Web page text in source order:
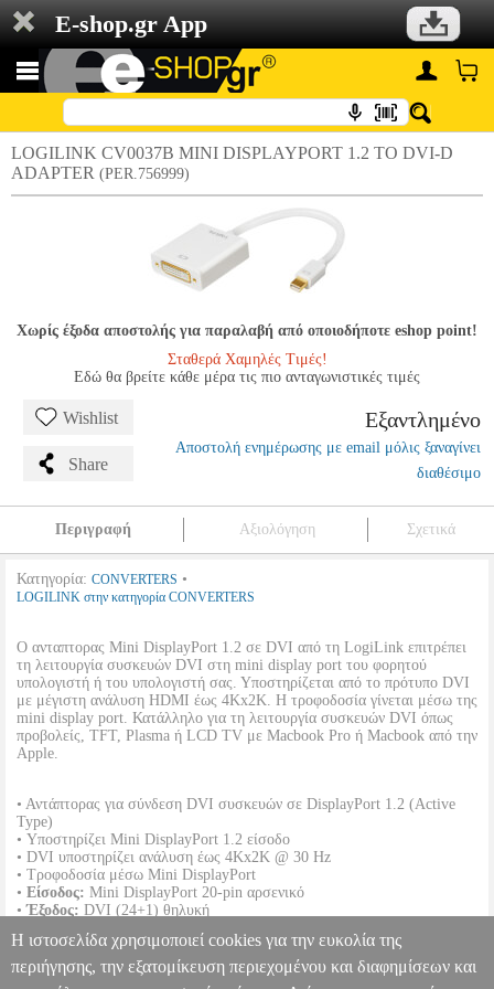
E-shop.gr App
LOGILINK CV0037B MINI DISPLAYPORT 1.2 TO DVI-D
ADAPTER (PER.756999)
Χωρίς έξοδα αποστολής για παραλαβή από οποιοδήποτε eshop point!
Σταθερά Χαμηλές Τιμές!
Εδώ θα βρείτε κάθε μέρα τις πιο ανταγωνιστικές τιμές
Wishlist
Share
Εξαντλημένο
Αποστολή ενημέρωσης με email μόλις ξαναγίνει
διαθέσιμο
Περιγραφή Αξιολόγηση Σχετικά
Κατηγορία: CONVERTERS •
LOGILINK στην κατηγορία CONVERTERS
Ο ανταπτορας Mini DisplayPort 1.2 σε DVI από τη LogiLink επιτρέπει
τη λειτουργία συσκευών DVI στη mini display port του φορητού
υπολογιστή ή του υπολογιστή σας. Υποστηρίζεται από το πρότυπο DVI
με μέγιστη ανάλυση HDMI έως 4Kx2K. Η τροφοδοσία γίνεται μέσω της
mini display port. Κατάλληλο για τη λειτουργία συσκευών DVI όπως
προβολείς, TFT, Plasma ή LCD TV με Macbook Pro ή Macbook από την
Apple.
• Αντάπτορας για σύνδεση DVI συσκευών σε DisplayPort 1.2 (Active
Type)
• Υποστηρίζει Mini DisplayPort 1.2 είσοδο
• DVI υποστηρίζει ανάλυση έως 4Kx2K @ 30 Hz
• Τροφοδοσία μέσω Mini DisplayPort
• Είσοδος: Mini DisplayPort 20-pin αρσενικό
•Έξοδος: DVI (24+1) θηλυκή
• Μήκος Καλωδίου:15 cm
•Εγγύηση: 1 Έτος.DOA 7 ημερών
Η ιστοσελίδα χρησιμοποιεί cookies για την ευκολία της
περιήγησης, την εξατομίκευση περιεχομένου και διαφημίσεων και